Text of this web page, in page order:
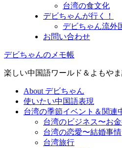
台湾の食文化
デビちゃんが行く！
デビちゃん流外
お問い合わせ
デビちゃんのメモ帳
楽しい中国語ワールド＆よもや
About デビちゃん
使いたい中国語表現
台湾の季節イベント＆関連
台湾のビジネス〜お
台湾の恋愛〜結婚事情
台湾旅行